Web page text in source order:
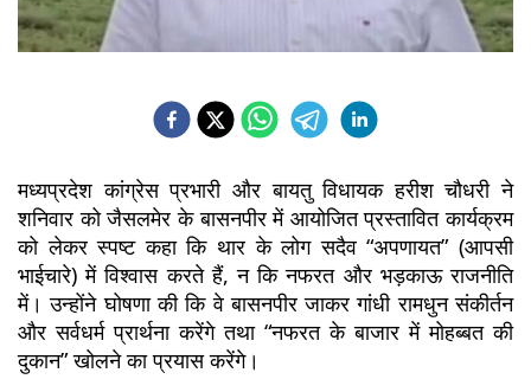
मध्यप्रदेश कांग्रेस प्रभारी और बायतु विधायक हरीश चौधरी ने
शनिवार को जैसलमेर के बासनपीर में आयोजित प्रस्तावित कार्यक्रम
को लेकर स्पष्ट कहा कि थार के लोग सदैव “अपणायत” (आपसी
भाईचारे) में विश्वास करते हैं, न कि नफरत और भड़काऊ राजनीति
में। उन्होंने घोषणा की कि वे बासनपीर जाकर गांधी रामधुन संकीर्तन
और सर्वधर्म प्रार्थना करेंगे तथा “नफरत के बाजार में मोहब्बत की
दुकान” खोलने का प्रयास करेंगे।